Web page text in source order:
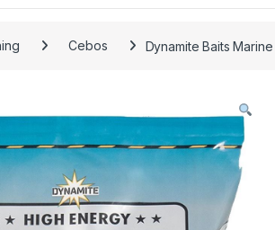
Inténtalo de nuevo.
Reintentar